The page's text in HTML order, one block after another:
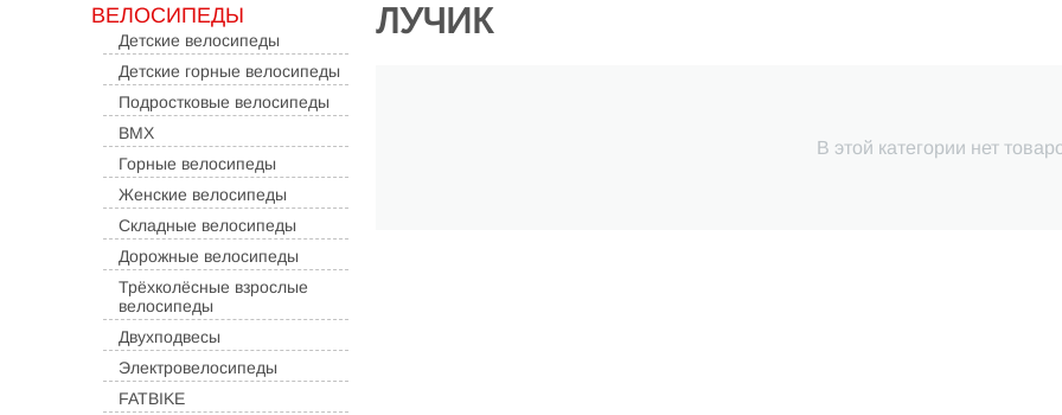
ВЕЛОСИПЕДЫ
Детские велосипеды
Детские горные велосипеды
Подростковые велосипеды
BMX
Горные велосипеды
Женские велосипеды
Складные велосипеды
Дорожные велосипеды
Трёхколёсные взрослые
велосипеды
Двухподвесы
Электровелосипеды
FATBIKE
ЛУЧИК
В этой категории нет